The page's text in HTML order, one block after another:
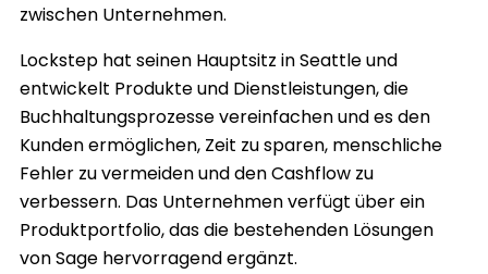
zwischen Unternehmen.
Lockstep hat seinen Hauptsitz in Seattle und
entwickelt Produkte und Dienstleistungen, die
Buchhaltungsprozesse vereinfachen und es den
Kunden ermöglichen, Zeit zu sparen, menschliche
Fehler zu vermeiden und den Cashflow zu
verbessern. Das Unternehmen verfügt über ein
Produktportfolio, das die bestehenden Lösungen
von Sage hervorragend ergänzt.